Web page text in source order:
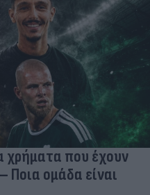
χρήματα που έχουν
Ποια ομάδα είναι